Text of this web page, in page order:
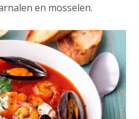
en mosselen.